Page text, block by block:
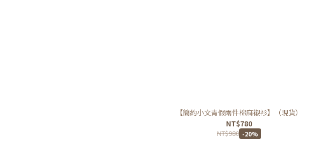
【簡約小文青假兩件棉麻襯衫】（現貨）
NT$780
NT$980 -20%